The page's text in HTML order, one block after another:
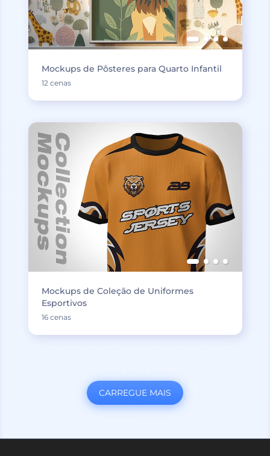
Mockups de Pôsteres para Quarto Infantil
12 cenas
Mockups de Coleção de Uniformes
Esportivos
16 cenas
CARREGUE MAIS